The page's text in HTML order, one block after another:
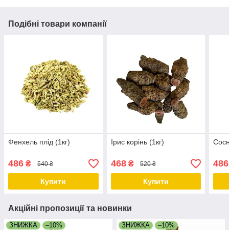
Подібні товари компанії
Фенхель плід (1кг)
486 ₴ 540 ₴
Купити
Ірис корінь (1кг)
468₴ 520 ₴
Купити
486
Акційні пропозиції та новинки
ЗНИЖКА –10% ЗНИЖКА –10%